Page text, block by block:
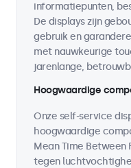
informatiepunten,
De displays zijn
gebruik en
met nauwkeurige
jarenlange,
Hoogwaardige
Onze self-service
hoogwaardige
Mean Time Between
tegen